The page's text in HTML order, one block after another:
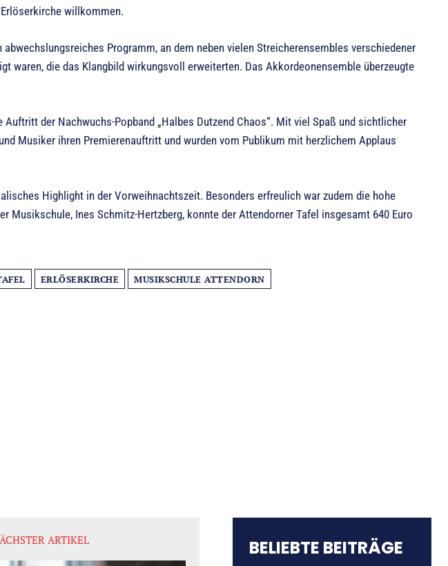
willkommen.
Programm, an dem neben vielen Streicherensembles verschiedener
waren, die das Klangbild wirkungsvoll erweiterten. Das Akkordeonensemble überzeugte
der Nachwuchs-Popband „Halbes Dutzend Chaos“. Mit viel Spaß und sichtlicher
Musiker ihren Premierenauftritt und wurden vom Publikum mit herzlichem Applaus
Highlight in der Vorweihnachtszeit. Besonders erfreulich war zudem die hohe
Musikschule, Ines Schmitz-Hertzberg, konnte der Attendorner Tafel insgesamt 640 Euro
ERLÖSERKIRCHE MUSIKSCHULE ATTENDORN
ARTIKEL BELIEBTE BEITRÄGE